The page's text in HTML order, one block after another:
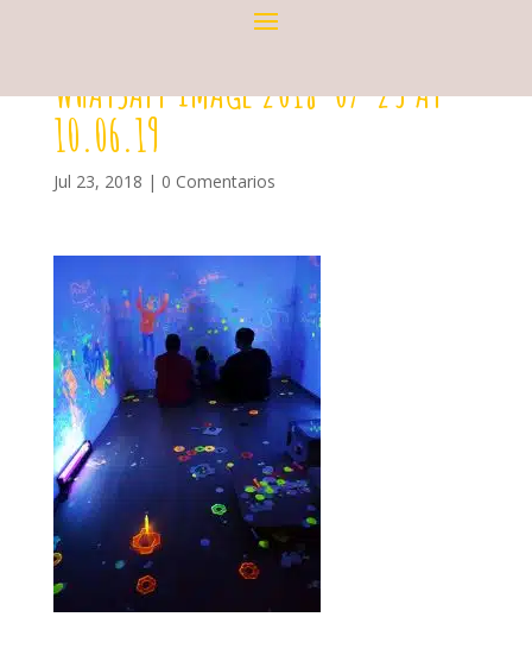
WHATSAPP IMAGE 2018-07-23 AT
10.06.19
Jul 23, 2018 | 0 Comentarios